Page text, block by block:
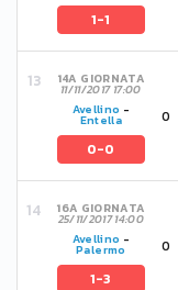
1-1
14A GIORNATA
11/11/2017 17:00
Avellino -
Entella
0-0
0
16A GIORNATA
25/11/2017 14:00
Avellino -
Palermo
1-3
0